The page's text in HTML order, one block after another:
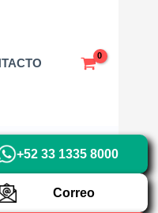
+52 33 1335 8000
Correo